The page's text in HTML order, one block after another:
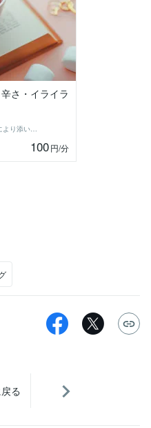
さ・イライラ
なみ❀あなたの心により添います
100円/分
る